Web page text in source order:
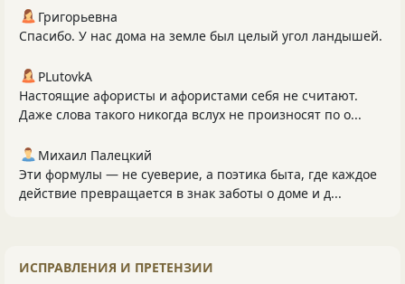
Григорьевна
Спасибо. У нас дома на земле был целый угол ландышей.
PLutоvkА
Настоящие афористы и афористами себя не считают.
Даже слова такого никогда вслух не произносят по о...
Михаил Палецкий
Эти формулы — не суеверие, а поэтика быта, где каждое
действие превращается в знак заботы о доме и д...
ИСПРАВЛЕНИЯ И ПРЕТЕНЗИИ